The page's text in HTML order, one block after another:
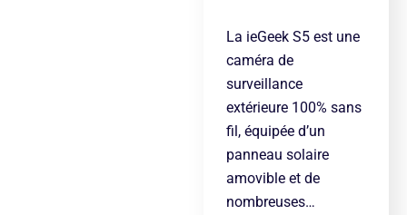
La ieGeek S5 est une
caméra de
surveillance
extérieure 100% sans
fil, équipée d’un
panneau solaire
amovible et de
nombreuses…